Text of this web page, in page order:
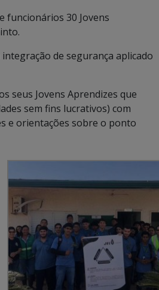
funcionários 30 Jovens
de segurança aplicado
seus Jovens Aprendizes que
sem fins lucrativos) com
e orientações sobre o ponto